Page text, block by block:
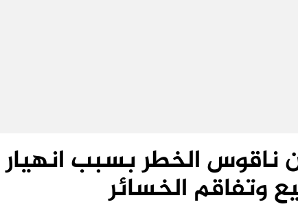
ناقوس الخطر بسبب انهيار
وتفاقم الخسائر